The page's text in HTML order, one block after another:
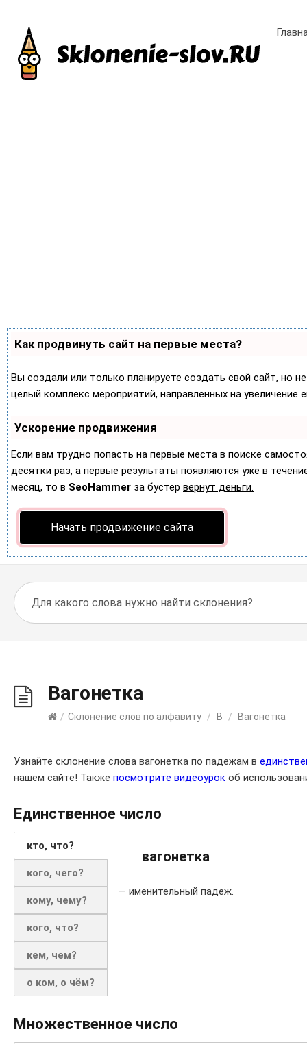
Как продвинуть сайт на первые места?
Вы создали или только планируете создать свой сайт, но
целый комплекс мероприятий, направленных на
Ускорение продвижения
Если вам трудно попасть на первые места в поиске
десятки раз, а первые результаты появляются уже в
месяц, то в SeoHammer за бустер вернут деньги.
Начать продвижение сайта
Вагонетка
/ Склонение слов по алфавиту / В / Вагонетка
Узнайте склонение слова вагонетка по падежам в
нашем сайте! Также посмотрите видеоурок об
Единственное число
кто, что?
кого, чего?
кому, чему?
кого, что?
кем, чем?
о ком, о чём?
вагонетка
— именительный падеж.
Множественное число